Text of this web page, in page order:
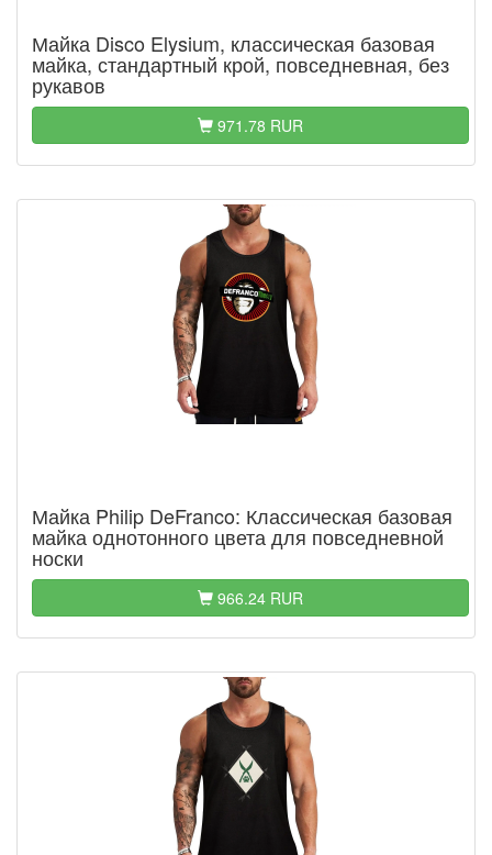
Майка Disco Elysium, классическая базовая
майка, стандартный крой, повседневная, без
рукавов
971.78 RUR
Майка Philip DeFranco: Классическая базовая
майка однотонного цвета для повседневной
носки
966.24 RUR